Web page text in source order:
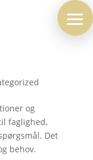
og
faglighed,
Det
behov.